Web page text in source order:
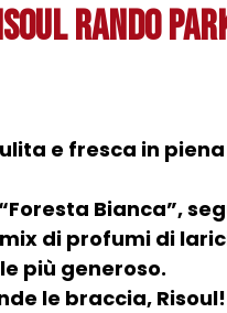
RANDO
e fresca in
Bianca”,
di profumi di
più generoso.
le braccia, Risoul!